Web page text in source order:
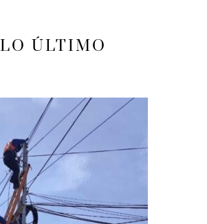
LO ÚLTIMO